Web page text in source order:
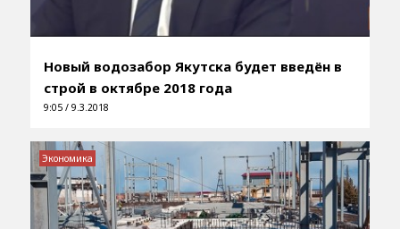
Новый водозабор Якутска будет введён в
строй в октябре 2018 года
9:05 / 9.3.2018
Экономика